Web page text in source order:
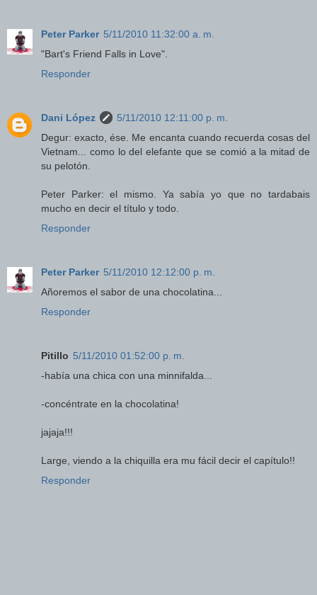
Peter Parker 5/11/2010 11:32:00 a. m.
"Bart's Friend Falls in Love".
Responder
Dani López
5/11/2010 12:11:00 p. m.
Degur: exacto, ése. Me encanta cuando recuerda cosas del
Vietnam... como lo del elefante que se comió a la mitad de
su pelotón.
Peter Parker: el mismo. Ya sabía yo que no tardabais
mucho en decir el título y todo.
Responder
Peter Parker 5/11/2010 12:12:00 p. m.
Añoremos el sabor de una chocolatina...
Responder
Pitillo 5/11/2010 01:52:00 p. m.
-había una chica con una minnifalda...
-concéntrate en la chocolatina!
jajaja!!!
Large, viendo a la chiquilla era mu fácil decir el capítulo!!
Responder